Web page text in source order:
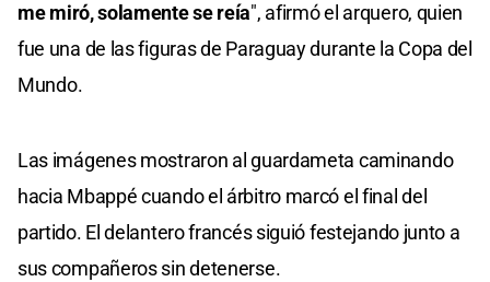
me miró, solamente se reía", afirmó el arquero, quien
fue una de las figuras de Paraguay durante la Copa del
Mundo.
Las imágenes mostraron al guardameta caminando
hacia Mbappé cuando el árbitro marcó el final del
partido. El delantero francés siguió festejando junto a
sus compañeros sin detenerse.